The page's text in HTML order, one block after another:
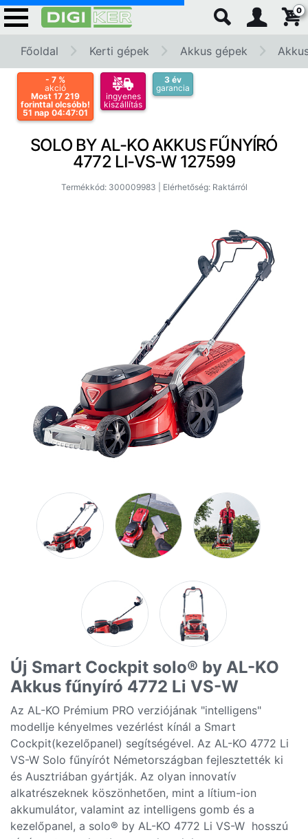
0
Főoldal Kerti gépek Akkus gépek
- 7 %
akció
Most 17 219
forinttal olcsóbb!
51 nap 04:47:00
ingyenes
kiszállítás
3 év
garancia
SOLO BY AL-KO AKKUS FŰNYÍRÓ
4772 LI-VS-W 127599
Termékkód: 300009983 | Elérhetőség: Raktárról
Új Smart Cockpit solo® by AL-KO
Akkus fűnyíró 4772 Li VS-W
Az AL-KO Prémium PRO verziójának "intelligens"
modellje kényelmes vezérlést kínál a Smart
Cockpit(kezelőpanel) segítségével. Az AL-KO 4772 Li
VS-W Solo fűnyírót Németországban fejlesztették ki
és Ausztriában gyártják. Az olyan innovatív
alkatrészeknek köszönhetően, mint a lítium-ion
akkumulátor, valamint az intelligens gomb és a
kezelőpanel, a solo® by AL-KO 4772 Li VS-W hosszú